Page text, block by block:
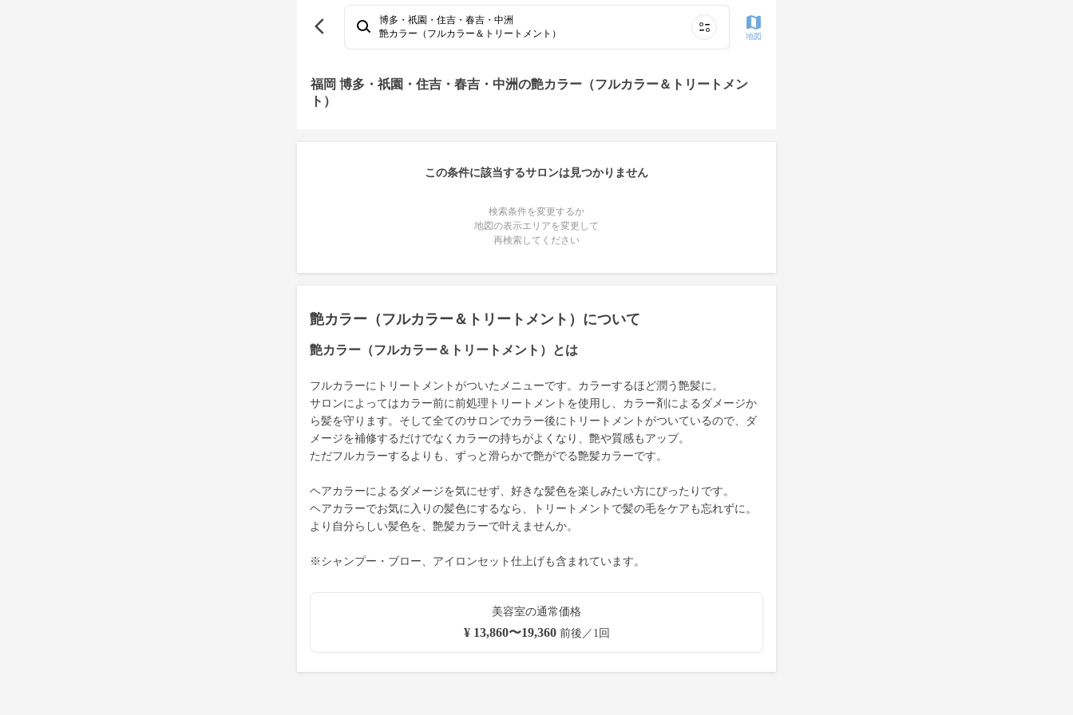
博多・祇園・住吉・春吉・中洲
艶カラー（フルカラー＆トリートメント）
地図
福岡 博多・祇園・住吉・春吉・中洲の艶カラー（フルカラー＆トリートメン
ト）
この条件に該当するサロンは見つかりません
検索条件を変更するか
地図の表示エリアを変更して
再検索してください
艶カラー（フルカラー＆トリートメント）について
艶カラー（フルカラー＆トリートメント）とは
フルカラーにトリートメントがついたメニューです。カラーするほど潤う艶髪に。
サロンによってはカラー前に前処理トリートメントを使用し、カラー剤によるダメージか
ら髪を守ります。そして全てのサロンでカラー後にトリートメントがついているので、ダ
メージを補修するだけでなくカラーの持ちがよくなり、艶や質感もアップ。
ただフルカラーするよりも、ずっと滑らかで艶がでる艶髪カラーです。
ヘアカラーによるダメージを気にせず、好きな髪色を楽しみたい方にぴったりです。
ヘアカラーでお気に入りの髪色にするなら、トリートメントで髪の毛をケアも忘れずに。
より自分らしい髪色を、艶髪カラーで叶えませんか。
※シャンプー・ブロー、アイロンセット仕上げも含まれています。
美容室の通常価格
¥ 13,860〜19,360前後／1回